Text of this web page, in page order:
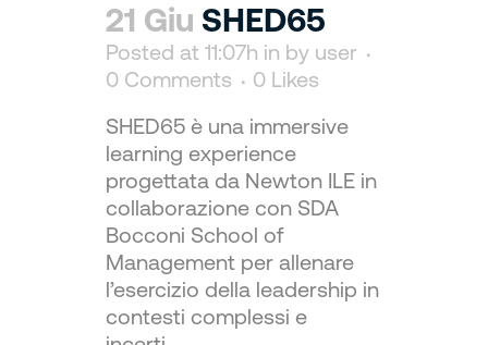
21 Giu SHED65
Posted at 11:07h in by user
0 Comments
0 Likes
SHED65 è una immersive
learning experience
progettata da Newton ILE in
collaborazione con SDA
Bocconi School of
Management per allenare
l’esercizio della leadership in
contesti complessi e